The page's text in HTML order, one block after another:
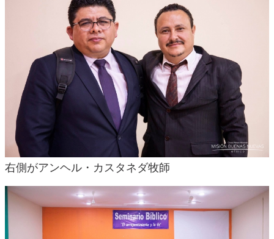
右側がアンヘル・カスタネダ牧師